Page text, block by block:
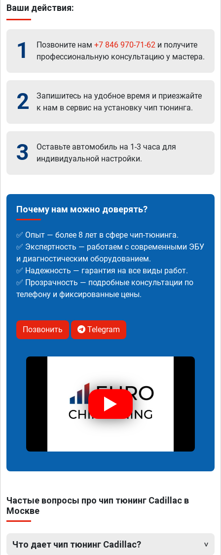
Ваши действия:
1 Позвоните нам +7 846 970-71-62 и получите
профессиональную консультацию у мастера.
2
Запишитесь на удобное время и приезжайте
к нам в сервис на установку чип тюнинга.
3
Оставьте автомобиль на 1-3 часа для
индивидуальной настройки.
Почему нам можно доверять?
✅ Опыт — более 8 лет в сфере чип-тюнинга.
✅ Экспертность — работаем с современными ЭБУ
и диагностическим оборудованием.
✅ Надежность — гарантия на все виды работ.
✅ Прозрачность — подробные консультации по
телефону и фиксированные цены.
Позвонить Telegram
Частые вопросы про чип тюнинг Cadillac в
Москве
Что дает чип тюнинг Cadillac?